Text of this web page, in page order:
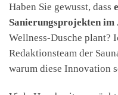
Haben Sie gewusst, dass
Sanierungsprojekten im
Wellness-Dusche plant?
Redaktionsteam der
warum diese Innovation